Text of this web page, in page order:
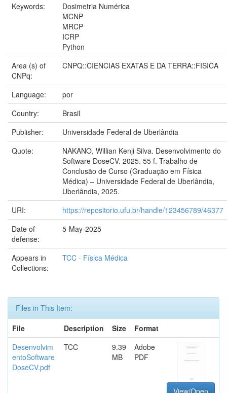
Keywords:
Dosimetria Numérica
MCNP
MRCP
ICRP
Python
Area (s) of
CNPq:
CNPQ::CIENCIAS EXATAS E DA TERRA::FISICA
Language:
por
Country:
Brasil
Publisher:
Universidade Federal de Uberlândia
Quote:
NAKANO, Willian Kenji Silva. Desenvolvimento do
Software DoseCV. 2025. 55 f. Trabalho de
Conclusão de Curso (Graduação em Física
Médica) – Universidade Federal de Uberlândia,
Uberlândia, 2025.
URI:
https://repositorio.ufu.br/handle/123456789/46377
Date of
defense:
5-May-2025
Appears in
Collections:
TCC - Física Médica
Files in This Item:
File
Description Size
Format
Desenvolvim
entoSoftware
DoseCV.pdf
TCC
9.39
MB
Adobe
PDF
View/Open